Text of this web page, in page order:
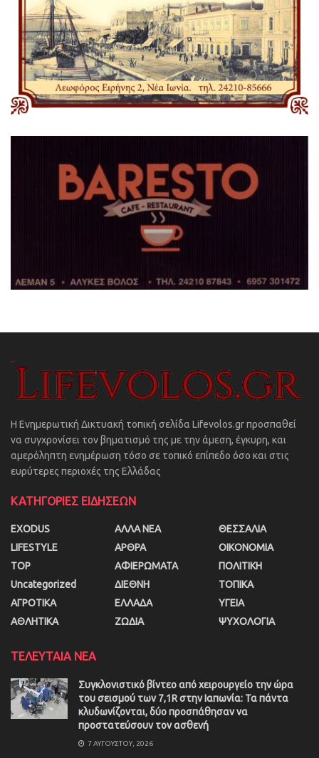
Η Ενημερωτική Δικτυακή τοπική σελίδα Lifevolos.gr προσπαθεί
να συγχρονίσει τον βηματισμό της με την άμεση, έγκυρη, και
αμερόληπτη ενημέρωση τόσο σε τοπικό επίπεδο όσο και στις
ευρύτερες περιοχές της Ελλάδας
ΚΑΤΗΓΟΡΙΕΣ ΕΙΔΗΣΕΩΝ
EXODUS
LIFESTYLE
TOP
Uncategorized
ΑΓΡΟΤΙΚΑ
ΑΘΛΗΤΙΚΑ
ΑΛΛΑ ΝΕΑ
ΑΡΘΡΑ
ΑΦΙΕΡΩΜΑΤΑ
ΔΙΕΘΝΗ
ΕΛΛΑΔΑ
ΖΩΔΙΑ
ΘΕΣΣΑΛΙΑ
ΟΙΚΟΝΟΜΙΑ
ΠΟΛΙΤΙΚΗ
ΤΟΠΙΚΑ
ΥΓΕΙΑ
ΨΥΧΟΛΟΓΙΑ
ΤΕΛΕΥΤΑΙΑ ΝΕΑ
Συγκλονιστικό βίντεο από χειρουργείο την ώρα
του σεισμού των 7,1R στην Ιαπωνία: Τα πάντα
κλυδωνίζονται, δύο προσπάθησαν να
προστατεύσουν τον ασθενή
7 ΑΥΓΟΎΣΤΟΥ, 2026